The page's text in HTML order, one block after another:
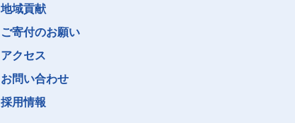
地域貢献
ご寄付のお願い
アクセス
お問い合わせ
採用情報